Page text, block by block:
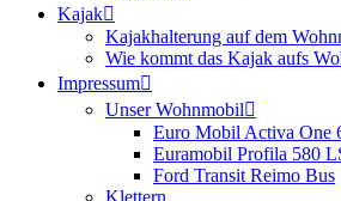
Kajak
Kajakhalterung auf dem
Wie kommt das Kajak aufs
Impressum
Unser Wohnmobil
Euro Mobil Activa One
Euramobil Profila 580
Ford Transit Reimo Bus
Klettern